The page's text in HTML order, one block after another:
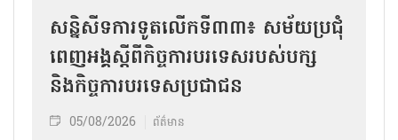
សន្និសីទការទូតលើកទី៣៣៖ សម័យប្រជុំ
ពេញអង្គស្តីពីកិច្ច​ការបរទេសរបស់​បក្ស
និងកិច្ច​ការបរទេសប្រជាជន
05/08/2026 ព័ត៌មាន